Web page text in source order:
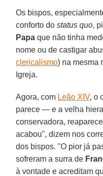
Os bispos,
conforto dostatus quo,
Papa que não tinha
nome ou de castigar
clericalismo) na mesma
Igreja.
Agora, com Leão XIV, o
parece — e a velha
conservadora,
acabou", dizem nos
dos bispos. "O pior já
sofreram a surra de
à vontade e acreditam